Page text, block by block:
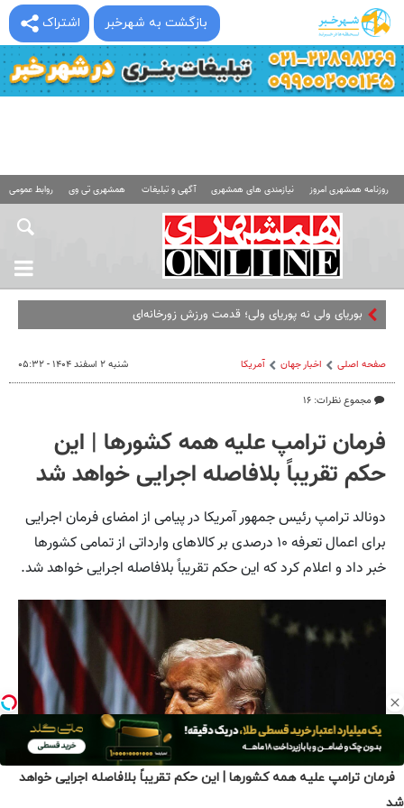
اشتراک بازگشت به شهرخبر
فرمان ترامپ علیه همه کشورها | این حکم تقریباً بلافاصله اجرایی خواهد
شد